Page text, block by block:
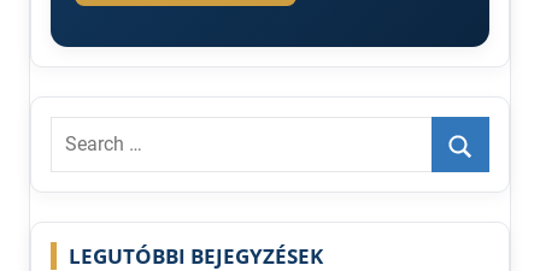
vissza
nem
térítendő
Otthon
Program
Search
Search
LEGUTÓBBI BEJEGYZÉSEK